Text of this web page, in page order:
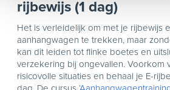
rijbewijs (1 dag)
Het is verleidelijk om met je rijbewijs
aanhangwagen te trekken, maar
kan dit leiden tot flinke boetes en
verzekering bij ongevallen. Voorkom
risicovolle situaties en behaal je E-